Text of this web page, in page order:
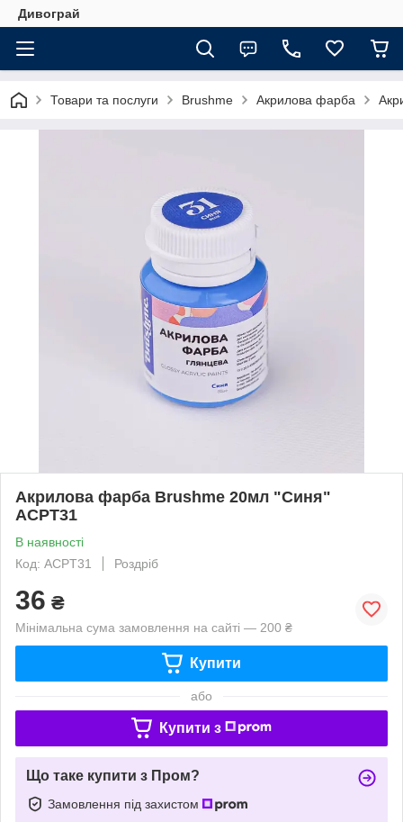
Дивограй
Товари та послуги Brushme Акрилова фарба
Акрилова фарба Brushme 20мл "Синя"
ACPT31
В наявності
Код: ACPT31
Роздріб
36 ₴
Мінімальна сума замовлення на сайті — 200 ₴
Купити
або
Купити з
Що таке купити з Пром?
Замовлення під захистом